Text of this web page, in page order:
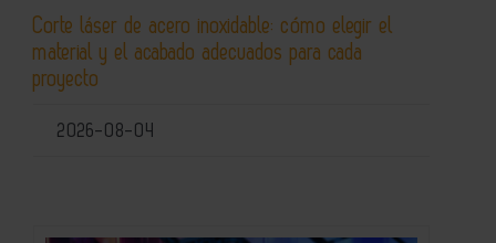
Corte láser de acero inoxidable: cómo elegir el
material y el acabado adecuados para cada
proyecto
2026-08-04